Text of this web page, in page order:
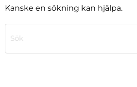
Kanske en sökning kan hjälpa.